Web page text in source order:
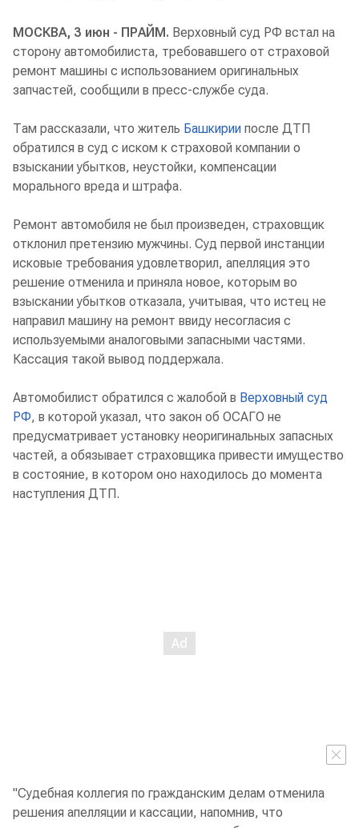
МОСКВА, 3 июн - ПРАЙМ. Верховный суд РФ встал на
сторону автомобилиста, требовавшего от страховой
ремонт машины с использованием оригинальных
запчастей, сообщили в пресс-службе суда.
Там рассказали, что житель Башкирии после ДТП
обратился в суд с иском к страховой компании о
взыскании убытков, неустойки, компенсации
морального вреда и штрафа.
Ремонт автомобиля не был произведен, страховщик
отклонил претензию мужчины. Суд первой инстанции
исковые требования удовлетворил, апелляция это
решение отменила и приняла новое, которым во
взыскании убытков отказала, учитывая, что истец не
направил машину на ремонт ввиду несогласия с
используемыми аналоговыми запасными частями.
Кассация такой вывод поддержала.
Автомобилист обратился с жалобой в Верховный суд
РФ, в которой указал, что закон об ОСАГО не
предусматривает установку неоригинальных запасных
частей, а обязывает страховщика привести имущество
в состояние, в котором оно находилось до момента
наступления ДТП.
"Судебная коллегия по гражданским делам отменила
решения апелляции и кассации, напомнив, что